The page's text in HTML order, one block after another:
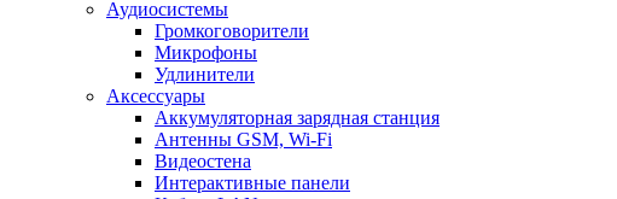
Аудиосистемы
Громкоговорители
Микрофоны
Удлинители
Аксессуары
Аккумуляторная зарядная станция
Антенны GSM, Wi-Fi
Видеостена
Интерактивные панели